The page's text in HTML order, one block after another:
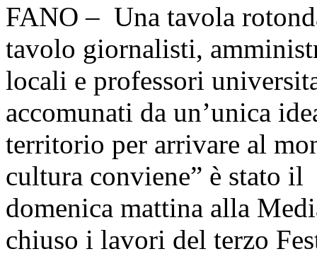
FANO – Una tavola
tavolo giornalisti,
locali e professori
accomunati da un’unica
territorio per arrivare al
cultura conviene” è stato
domenica mattina alla
chiuso i lavori del terzo